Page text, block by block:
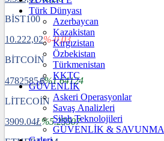
BİST100
10.222,02%-0,03
BİTCOİN
4782585฿%1.64124
LİTECOİN
3909.04Ł%5.25507
Türk Dünyası
Azerbaycan
Kazakistan
Kırgızistan
Özbekistan
Türkmenistan
KKTC
GÜVENLİK
Askeri Operasyonlar
Savaş Analizleri
Silah Teknolojileri
GÜVENLİK & SAVUNMA